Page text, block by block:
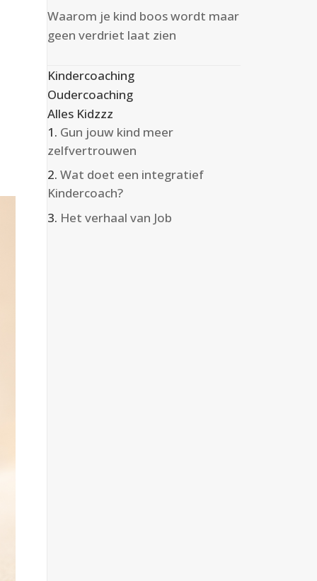
Waarom je kind boos wordt maar
geen verdriet laat zien
Kindercoaching
Oudercoaching
Alles Kidzzz
Gun jouw kind meer
zelfvertrouwen
Wat doet een integratief
Kindercoach?
Het verhaal van Job